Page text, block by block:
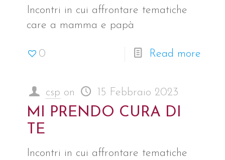
Incontri in cui affrontare tematiche
care a mamma e papà
0 Read more
csp on 15 Febbraio 2023
MI PRENDO CURA DI
TE
Incontri in cui affrontare tematiche